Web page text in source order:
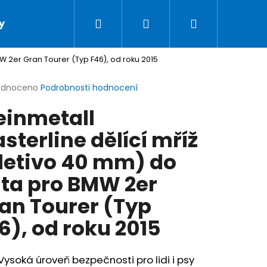
Podmínky ochrany osobních údajů
Hledat PřihlášeníNákupní
Gran Tourer (Typ F46), od roku 2015
Podrobnosti hodnocení
dělící mříž
40 mm) do
pro BMW 2er
Tourer (Typ
od roku 2015
úroveň bezpečnosti pro lidi i psy
AUTOPÁS PRO PSY